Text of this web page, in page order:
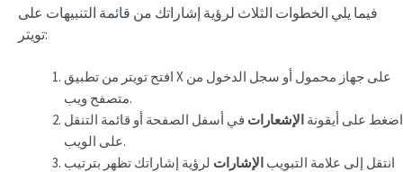
فيما يلي الخطوات الثلاث لرؤية إشاراتك من قائمة التنبيهات على
تويتر:
افتح تويتر من تطبيق X على جهاز محمول أو سجل الدخول من
متصفح ويب.
اضغط على أيقونة الإشعارات في أسفل الصفحة أو قائمة التنقل
على الويب.
انتقل إلى علامة التبويب الإشارات لرؤية إشاراتك تظهر بترتيب